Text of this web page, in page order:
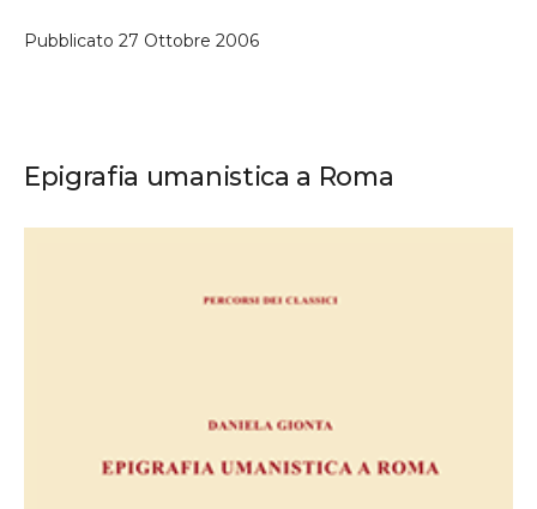
Pubblicato 27 Ottobre 2006
Epigrafia umanistica a Roma